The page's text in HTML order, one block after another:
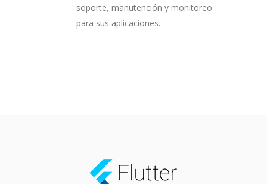
soporte, manutención y monitoreo
para sus aplicaciones.